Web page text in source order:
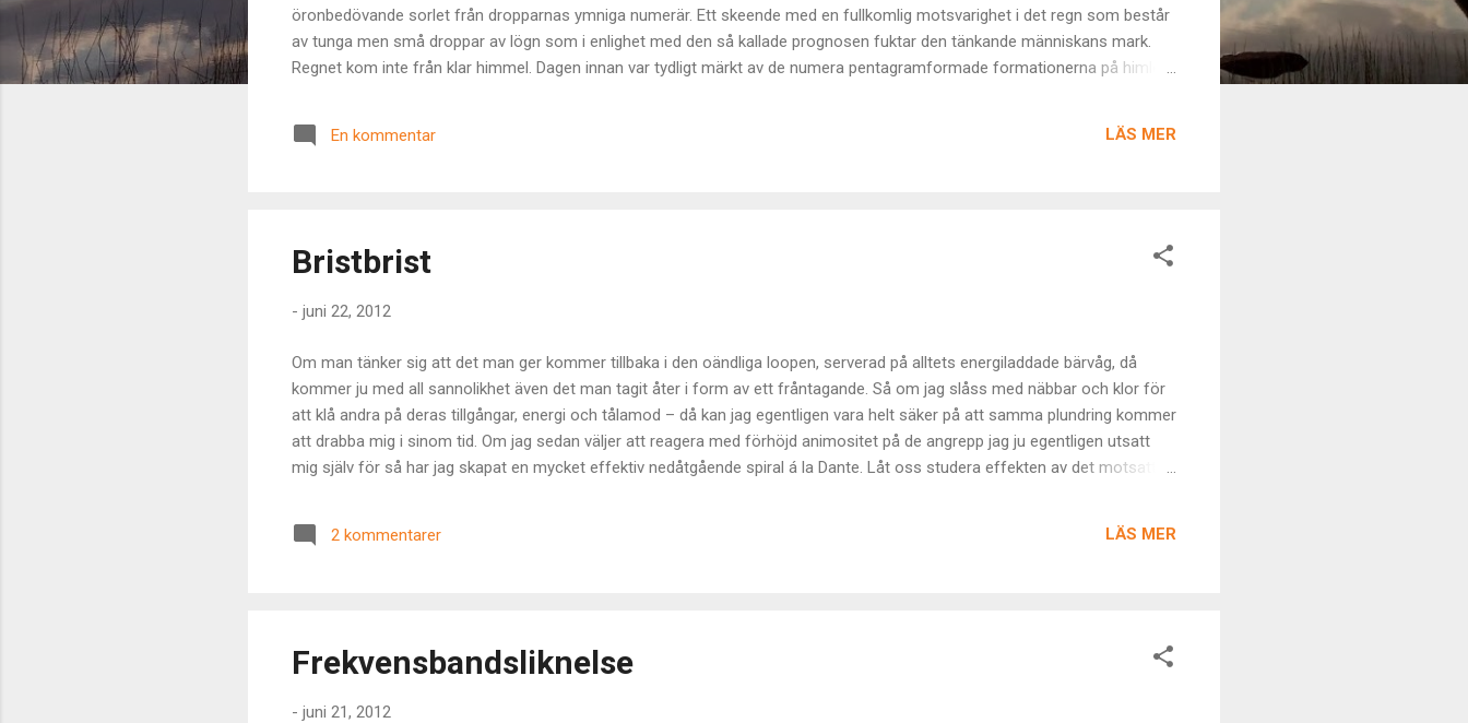
öronbedövande sorlet från dropparnas ymniga numerär. Ett skeende med en fullkomlig motsvarighet i det regn som består
av tunga men små droppar av lögn som i enlighet med den så kallade prognosen fuktar den tänkande människans mark.
Regnet kom inte från klar himmel. Dagen innan var tydligt märkt av de numera pentagramformade formationerna på himlen.
själva vikten från de korsvist beroende stagen obönhörligen fäller hela konstruktionen med sin totala massa. Karma, var det
En kommentar LÄS MER
Bristbrist
- juni 22, 2012
Om man tänker sig att det man ger kommer tillbaka i den oändliga loopen, serverad på alltets energiladdade bärvåg, då
kommer ju med all sannolikhet även det man tagit åter i form av ett fråntagande. Så om jag slåss med näbbar och klor för
att klå andra på deras tillgångar, energi och tålamod – då kan jag egentligen vara helt säker på att samma plundring kommer
att drabba mig i sinom tid. Om jag sedan väljer att reagera med förhöjd animositet på de angrepp jag ju egentligen utsatt
mig själv för så har jag skapat en mycket effektiv nedåtgående spiral á la Dante. Låt oss studera effekten av det motsatta
loopen? Jo, precis – tillgångar, energi och tålamod i ackumulerat tilltagande mängd, dessutom. Om detta beteende lyckas
ta sig över den kritiska punkten så blir totalen av helheten en växande konstant och vi kan med lätthet säga morsning till alla
2 kommentarer LÄS MER
Frekvensbandsliknelse
- juni 21, 2012